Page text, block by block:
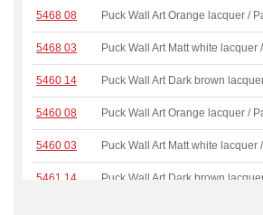
5468 08 Puck Wall Art Orange lacquer /
5468 03 Puck Wall Art Matt white lacquer
5460 14 Puck Wall Art Dark brown
5460 08 Puck Wall Art Orange lacquer /
5460 03 Puck Wall Art Matt white lacquer
5461 14 Puck Wall Art Dark brown